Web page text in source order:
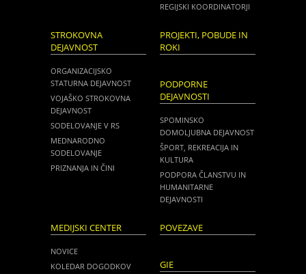
REGIJSKI KOORDINATORJI
STROKOVNA
DEJAVNOST
ORGANIZACIJSKO
STATURNA DEJAVNOST
VOJAŠKO STROKOVNA
DEJAVNOST
SODELOVANJE V RS
MEDNARODNO
SODELOVANJE
PRIZNANJA IN ČINI
PROJEKTI, POBUDE IN
ROKI
PODPORNE
DEJAVNOSTI
SPOMINSKO
DOMOLJUBNA DEJAVNOST
ŠPORT, REKREACIJA IN
KULTURA
PODPORA ČLANSTVU IN
HUMANITARNE
DEJAVNOSTI
MEDIJSKI CENTER
NOVICE
KOLEDAR DOGODKOV
POVEZAVE
GIE